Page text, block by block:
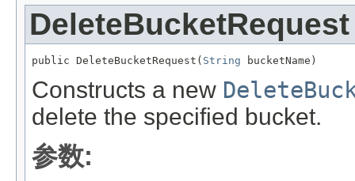
DeleteBucketRequest
public DeleteBucketRequest( String bucketName)
Constructs a new
delete the specified bucket.
参数: